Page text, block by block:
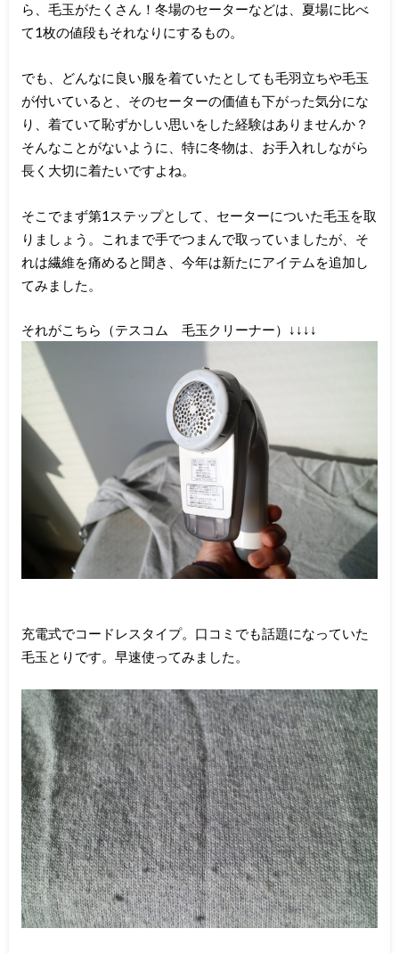
ら、毛玉がたくさん！冬場のセーターなどは、夏場に比べ
て1枚の値段もそれなりにするもの。
でも、どんなに良い服を着ていたとしても毛羽立ちや毛玉
が付いていると、そのセーターの価値も下がった気分にな
り、着ていて恥ずかしい思いをした経験はありませんか？
そんなことがないように、特に冬物は、お手入れしながら
長く大切に着たいですよね。
そこでまず第1ステップとして、セーターについた毛玉を取
りましょう。これまで手でつまんで取っていましたが、そ
れは繊維を痛めると聞き、今年は新たにアイテムを追加し
てみました。
それがこちら（テスコム 毛玉クリーナー）↓↓↓↓
充電式でコードレスタイプ。口コミでも話題になっていた
毛玉とりです。早速使ってみました。